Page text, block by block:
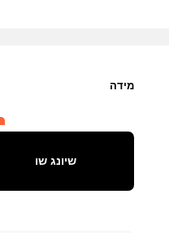
מידה
שיונג שו